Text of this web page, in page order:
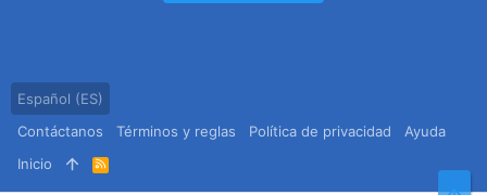
Español (ES)
Contáctanos
Términos y reglas Política de privacidad
Ayuda
Inicio
R
S